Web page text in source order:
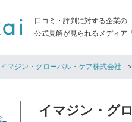
口コミ・評判に対する企業の
公式見解が見られるメディア
イマジン・グローバル・ケア株式会社
イマジン・グ